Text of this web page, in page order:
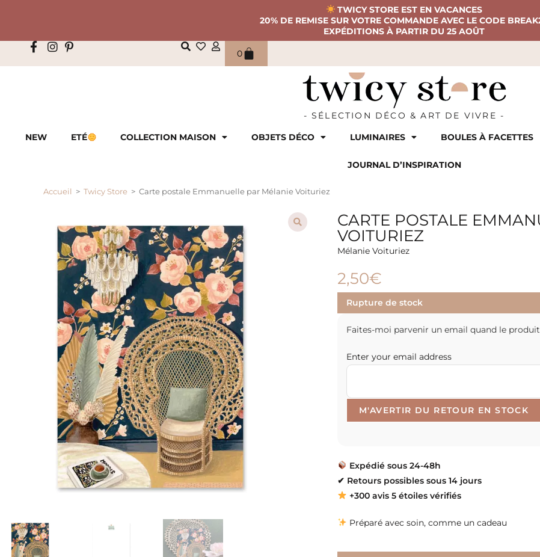
TWICY STORE EST EN VACANCES
20% DE REMISE SUR VOTRE COMMANDE AVEC LE CODE
EXPÉDITIONS À PARTIR DU 25 AOÛT
0
- SÉLECTION DÉCO & ART DE VIVRE -
NEW
ETÉ COLLECTION MAISON OBJETS DÉCO LUMINAIRES BOULES À FACETTES
JOURNAL D’INSPIRATION
Accueil > Twicy Store > Carte postale Emmanuelle par Mélanie Voituriez
CARTE POSTALE
VOITURIEZ
Mélanie Voituriez
2,50€
Rupture de stock
Faites-moi parvenir un email quand le
Enter your email address
Expédié sous 24-48h
✔ Retours possibles sous 14 jours
+300 avis 5 étoiles vérifiés
Préparé avec soin, comme un cadeau